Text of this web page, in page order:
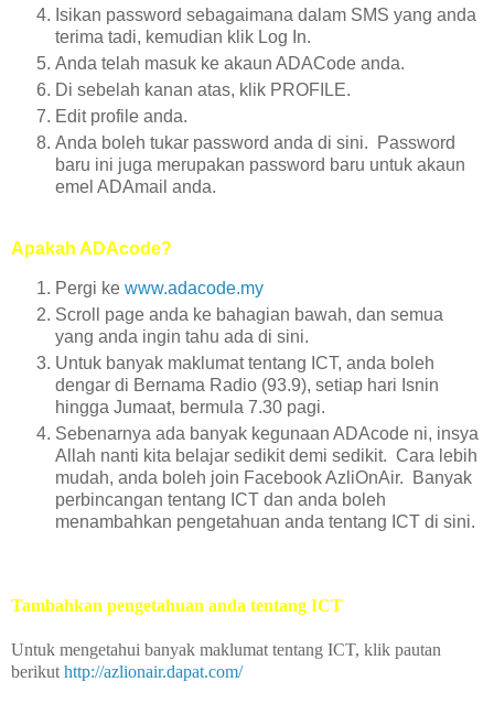
Isikan password sebagaimana dalam SMS yang anda
terima tadi, kemudian klik Log In.
Anda telah masuk ke akaun ADACode anda.
Di sebelah kanan atas, klik PROFILE.
Edit profile anda.
Anda boleh tukar password anda di sini. Password
baru ini juga merupakan password baru untuk akaun
emel ADAmail anda.
Apakah ADAcode?
Pergi ke www.adacode.my
Scroll page anda ke bahagian bawah, dan semua
yang anda ingin tahu ada di sini.
Untuk banyak maklumat tentang ICT, anda boleh
dengar di Bernama Radio (93.9), setiap hari Isnin
hingga Jumaat, bermula 7.30 pagi.
Sebenarnya ada banyak kegunaan ADAcode ni, insya
Allah nanti kita belajar sedikit demi sedikit. Cara lebih
mudah, anda boleh join Facebook AzliOnAir. Banyak
perbincangan tentang ICT dan anda boleh
menambahkan pengetahuan anda tentang ICT di sini.
Tambahkan pengetahuan anda tentang ICT
Untuk mengetahui banyak maklumat tentang ICT, klik pautan
berikut http://azlionair.dapat.com/